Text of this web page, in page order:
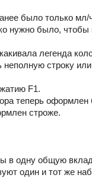
было только мл/
нужно было, чтобы
легенда
строку
F1.
теперь оформлен
строже.
в одну общую
один и тот же